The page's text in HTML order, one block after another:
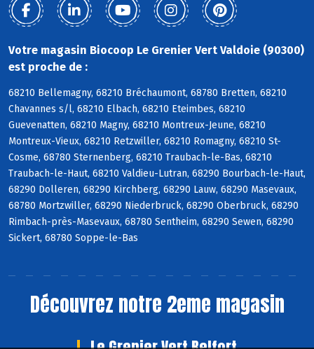
Votre magasin Biocoop Le Grenier Vert Valdoie (90300)
est proche de :
68210 Bellemagny, 68210 Bréchaumont, 68780 Bretten, 68210
Chavannes s/l, 68210 Elbach, 68210 Eteimbes, 68210
Guevenatten, 68210 Magny, 68210 Montreux-Jeune, 68210
Montreux-Vieux, 68210 Retzwiller, 68210 Romagny, 68210 St-
Cosme, 68780 Sternenberg, 68210 Traubach-le-Bas, 68210
Traubach-le-Haut, 68210 Valdieu-Lutran, 68290 Bourbach-le-Haut,
68290 Dolleren, 68290 Kirchberg, 68290 Lauw, 68290 Masevaux,
68780 Mortzwiller, 68290 Niederbruck, 68290 Oberbruck, 68290
Rimbach-près-Masevaux, 68780 Sentheim, 68290 Sewen, 68290
Sickert, 68780 Soppe-le-Bas
Découvrez notre 2eme magasin